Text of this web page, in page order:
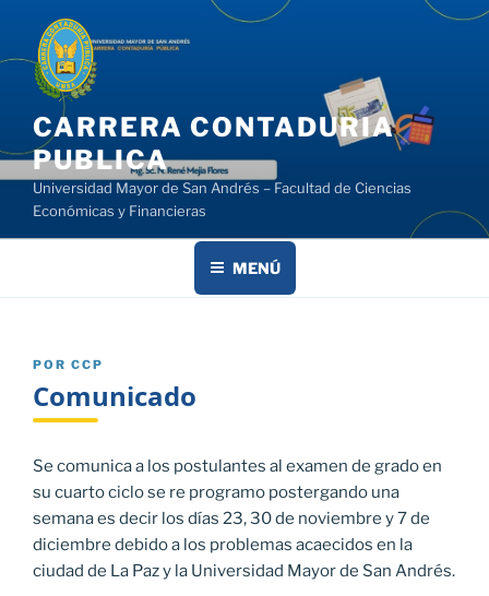
contenido
CARRERA CONTADURIA
PUBLICA
Universidad Mayor de San Andrés – Facultad de Ciencias
Económicas y Financieras
MENÚ
PUBLICADO
POR CCP
Comunicado
Se comunica a los postulantes al examen de grado en
su cuarto ciclo se re programo postergando una
semana es decir los días 23, 30 de noviembre y 7 de
diciembre debido a los problemas acaecidos en la
ciudad de La Paz y la Universidad Mayor de San Andrés.